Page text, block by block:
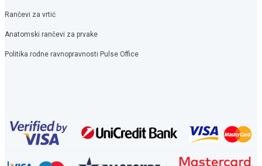
Rančevi za vrtić
Anatomski rančevi za prvake
Politika rodne ravnopravnosti Pulse Office